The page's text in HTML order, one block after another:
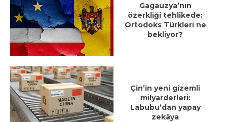
Gagauzya’nın
özerkliği tehlikede:
Ortodoks Türkleri ne
bekliyor?
Çin’in yeni gizemli
milyarderleri:
Labubu’dan yapay
zekâya